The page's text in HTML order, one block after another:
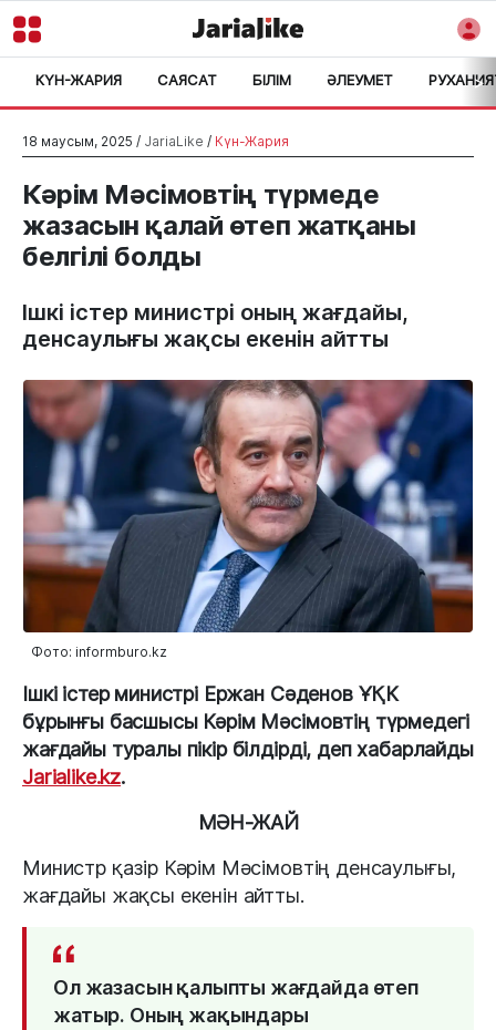
КҮН-ЖАРИЯ САЯСАТ БІЛІМ ӘЛЕУМЕТ >
18 маусым, 2025 / JariaLike / Күн-Жария
Кәрім Мәсімовтің түрмеде
жазасын қалай өтеп жатқаны
белгілі болды
Ішкі істер министрі оның жағдайы,
денсаулығы жақсы екенін айтты
Фото: informburo.kz
Ішкі істер министрі Ержан Сәденов ҰҚК
бұрынғы басшысы Кәрім Мәсімовтің түрмедегі
жағдайы туралы пікір білдірді, деп хабарлайды
Jarialike.kz.
МӘН-ЖАЙ
Министр қазір Кәрім Мәсімовтің денсаулығы,
жағдайы жақсы екенін айтты.
Ол жазасын қалыпты жағдайда өтеп
жатыр. Оның жақындары